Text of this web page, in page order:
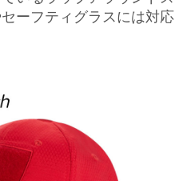
ーフティグラスには対応